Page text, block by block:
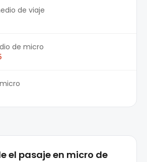
de viaje
de micro
el pasaje en micro de